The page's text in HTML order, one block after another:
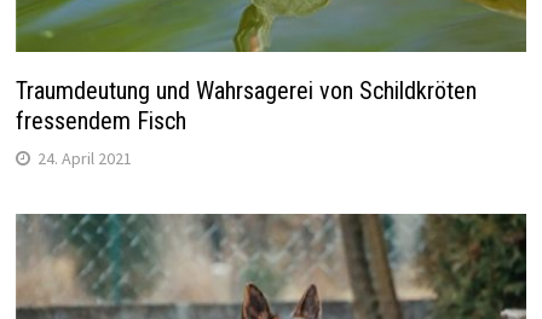
Traumdeutung und Wahrsagerei von Schildkröten
fressendem Fisch
24. April 2021